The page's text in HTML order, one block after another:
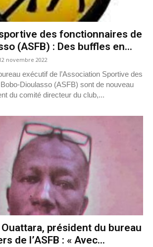
des fonctionnaires de
(ASFB) : Des buffles en...
novembre 2022
exécutif de l’Association Sportive des
Dioulasso (ASFB) sont de nouveau
du comité directeur du club,...
président du bureau
de l’ASFB : « Avec...